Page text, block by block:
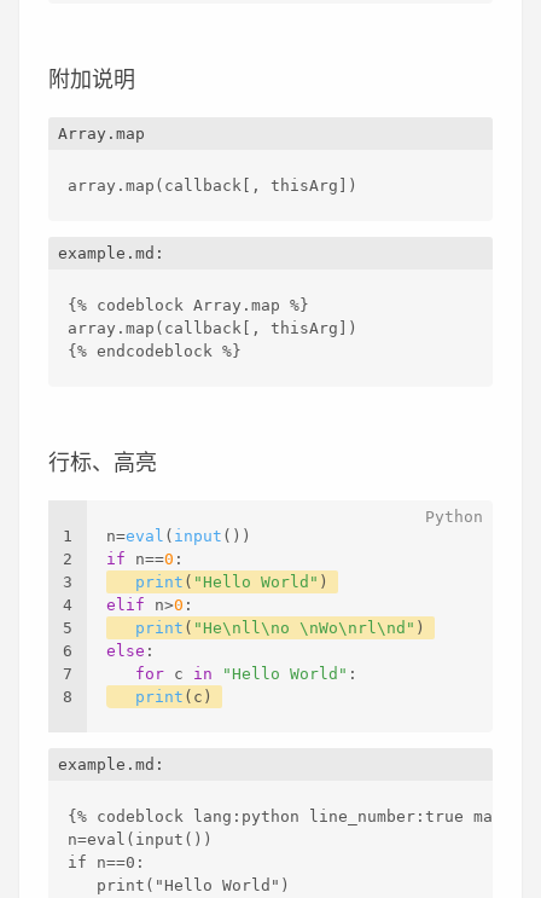
附加说明
Array.map
array.map(callback[, thisArg])
example.md:
{% codeblock Array.map %}
array.map(callback[, thisArg])
{% endcodeblock %}
行标、高亮
1
2
3
4
5
6
7
8
n=eval ( input ())
if n==0 :
print ( "Hello World" )
elif n>0 :
print ( "He\nll\no \nWo\nrl\nd" )
else :
for c in "Hello World" :
print (c)
example.md:
{% codeblock lang:python line _number:true
n=eval(input())
if n==0:
   print("Hello World")